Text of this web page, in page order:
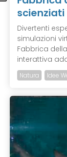
Divertenti
simulazioni
Fabbrica
interattiva
Natura Idee